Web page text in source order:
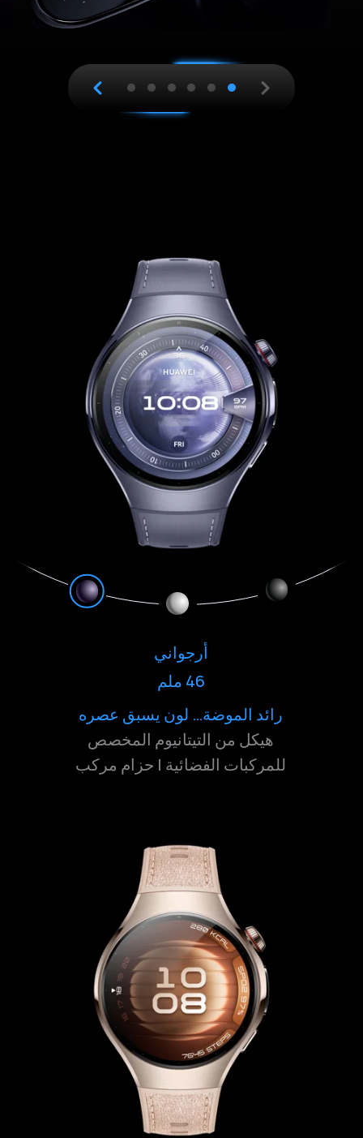
أرجواني
46 ملم
رائد الموضة… لون يسبق عصره
هيكل من التيتانيوم المخصص
للمركبات الفضائية | حزام مركب
فضي
46 ملم
جريء… ببساطة أنيق
هيكل من التيتانيوم المستخدم في
صناعة الطائرات | حزام تيتانيوم
كلاسيكي... بعمق ليس له نهاية